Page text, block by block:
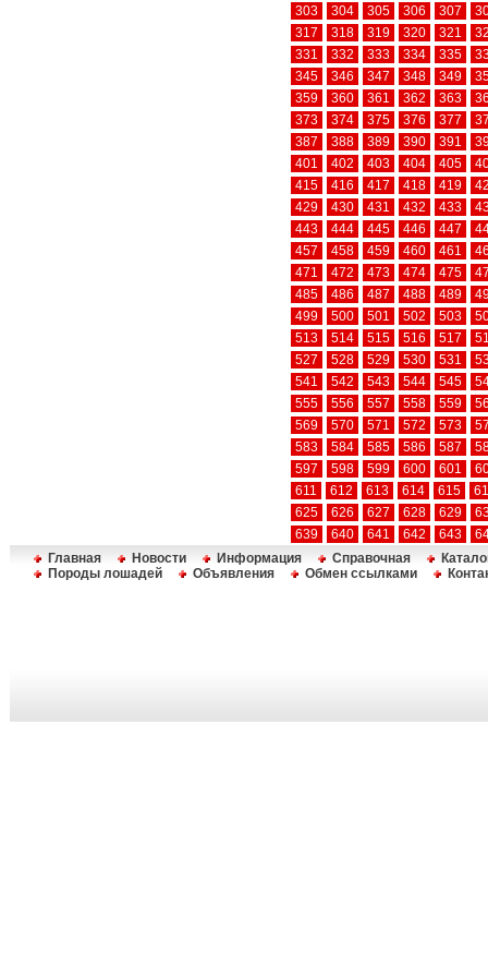
303
304 305 306 307
317
318 319 320 321
331
332 333 334 335
345
346 347 348 349
359
360 361 362 363
373
374 375 376 377
387
388 389 390 391
401
402 403 404 405
415
416 417 418 419
429
430 431 432 433
443
444 445 446 447
457
458 459 460 461
471
472 473 474 475
485
486 487 488 489
499
500 501 502 503
513
514 515 516 517
527
528 529 530 531
541
542 543 544 545
555
556 557 558 559
569
570 571 572 573
583
584 585 586 587
597
598 599 600 601
611
612 613 614 615
625
626 627 628 629
639
640 641 642 643
Главная
Новости Информация Справочная
Породы лошадей
Объявления Обмен ссылками